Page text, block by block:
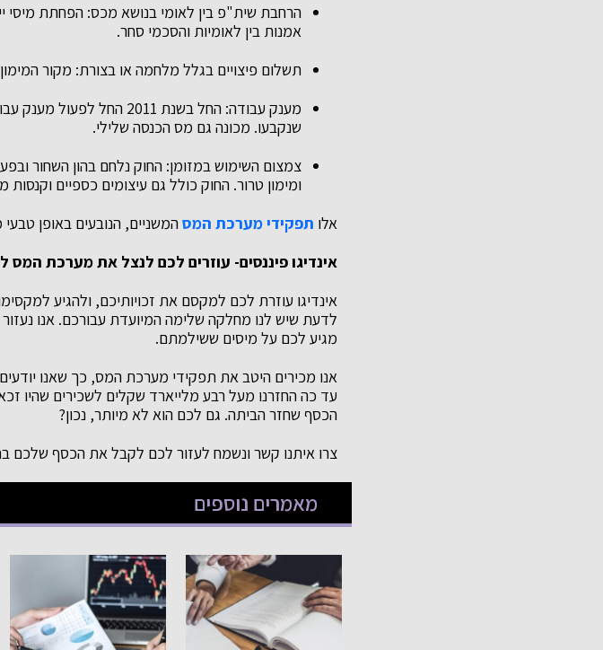
הרחבת שית"פ בין לאומי בנושא מכס: הפחתת מיסי
אמנות בין לאומיות והסכמי סחר.
תשלום פיצויים בגלל מלחמה או בצורת: מקור
מענק עבודה: החל בשנת 2011
שנקבעו. מכונה גם מס הכנסה שלילי.
צמצום השימוש במזומן: החוק נלחם בהון השחור
ומימון טרור. החוק כולל גם עיצומים כספיים וקנסות
אלו תפקידי מערכת המסהמשניים, הנובעים באופן
אינדיגו פיננסים- עוזרים לכם לנצל את מערכת המס
אינדיגו עוזרת לכם למקסם את זכויותיכם, ולהגיע
לדעת שיש לנו מחלקה שלימה המיועדת עבורכם. אנו
מגיע לכם על מיסים ששילמתם.
אנו מכירים היטב את תפקידי מערכת המס, כך שאנו
עד כה החזרנו מעל רבע מלייארד שקלים לשכירים
הכסף שחזר הביתה. גם לכם הוא לא מיותר, נכון?
צרו איתנו קשר ונשמח לעזור לכם לקבל את הכסף שלכם
מאמרים נוספים